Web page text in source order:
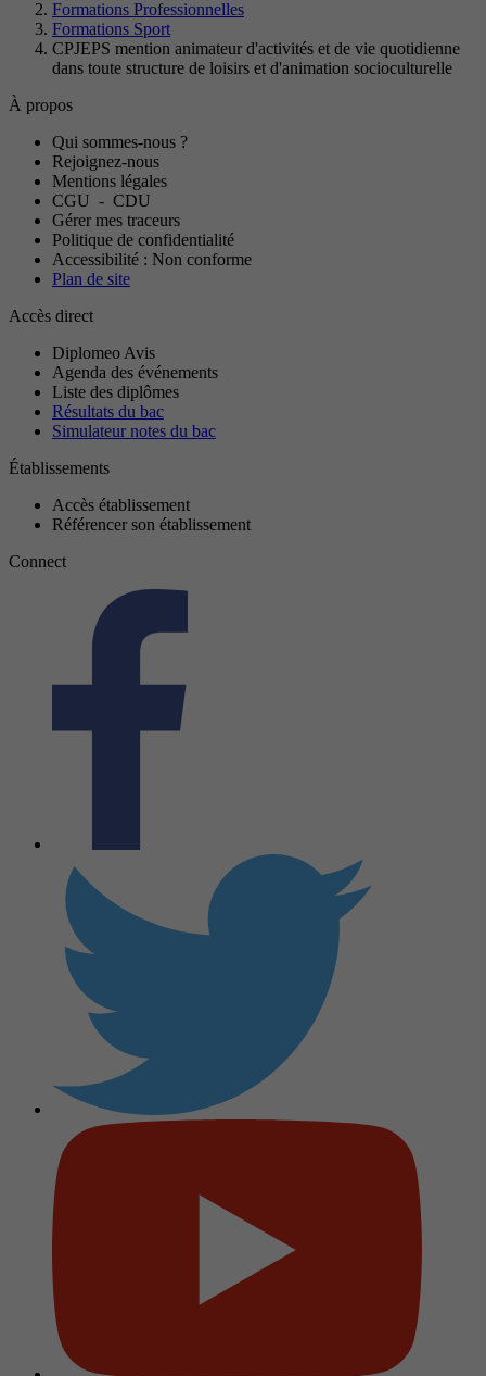
Formations Professionnelles
Formations Sport
CPJEPS mention animateur d'activités et de vie quotidienne
dans toute structure de loisirs et d'animation socioculturelle
À propos
Qui sommes-nous ?
Rejoignez-nous
Mentions légales
CGU - CDU
Gérer mes traceurs
Politique de confidentialité
Accessibilité : Non conforme
Plan de site
Accès direct
Diplomeo Avis
Agenda des événements
Liste des diplômes
Résultats du bac
Simulateur notes du bac
Établissements
Accès établissement
Référencer son établissement
Connect